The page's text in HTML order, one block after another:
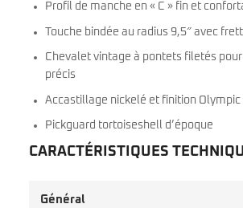
Profil de manche en « C » fin et
Touche bindée au radius 9,5″ avec
Chevalet vintage à pontets filetés
précis
Accastillage nickelé et finition
Pickguard tortoiseshell d’époque
CARACTÉRISTIQUES
Général